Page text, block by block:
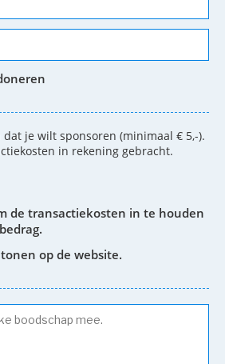
je wilt sponsoren (minimaal € 5,-).
in rekening gebracht.
de transactiekosten in te houden
op de website.